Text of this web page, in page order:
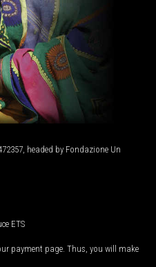
headed by Fondazione Un
ETS
payment page. Thus, you will make